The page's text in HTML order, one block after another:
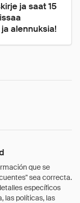
ja saat 15
alennuksia!
que se
sea correcta.
específicos
las políticas, las